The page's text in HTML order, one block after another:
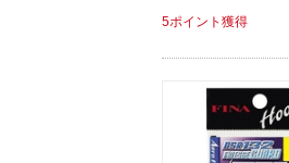
5ポイント獲得